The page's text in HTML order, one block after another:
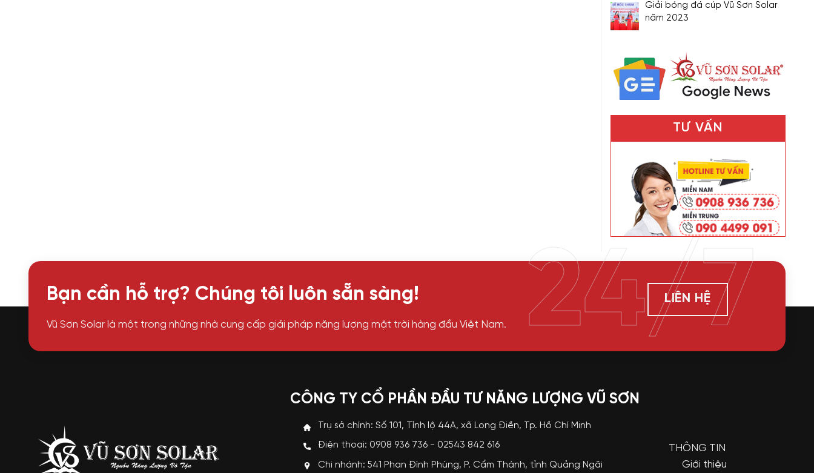
Giải bóng đá cúp Vũ Sơn Solar
năm 2023
TƯ VẤN
Bạn cần hỗ trợ? Chúng tôi luôn sẵn sàng!
Vũ Sơn Solar là một trong những nhà cung cấp giải pháp năng lượng mặt trời hàng đầu Việt Nam.
LIÊN HỆ
24/7
CÔNG TY CỔ PHẦN ĐẦU TƯ NĂNG LƯỢNG VŨ SƠN
Trụ sở chính: Số 101, Tỉnh lộ 44A, xã Long Điền, Tp. Hồ Chí Minh
Điện thoại: 0908 936 736 - 02543 842 616
Chi nhánh: 541 Phan Đình Phùng, P. Cẩm Thành, tỉnh Quảng Ngãi
THÔNG TIN
Giới thiệu